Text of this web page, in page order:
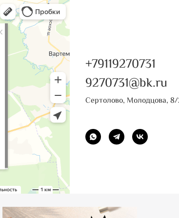
+79119270731
9270731@bk.ru
Сертолово, Молодцова,